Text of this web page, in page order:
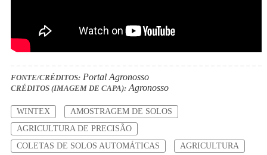
FONTE/CRÉDITOS:Portal Agronosso
CRÉDITOS (IMAGEM DE CAPA):Agronosso
WINTEX
AMOSTRAGEM DE SOLOS
AGRICULTURA DE PRECISÃO
COLETAS DE SOLOS AUTOMÁTICAS
AGRICULTURA